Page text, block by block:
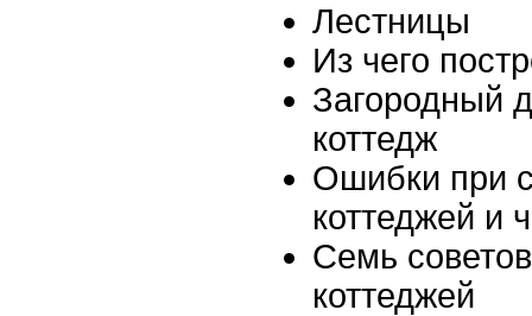
Лестницы
Из чего
Загородный
коттедж
Ошибки при
коттеджей и
Семь
коттеджей